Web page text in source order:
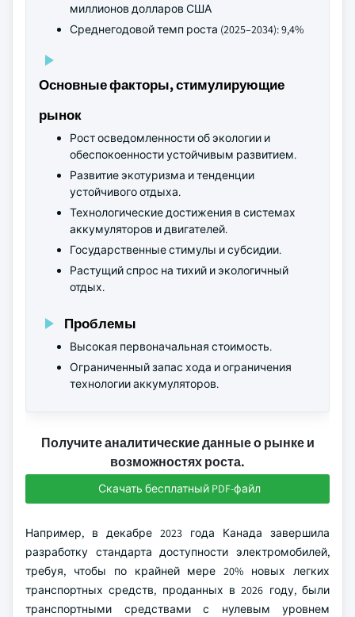
миллионов долларов США
Среднегодовой темп роста (2025–2034): 9,4%
Основные факторы, стимулирующие
рынок
Рост осведомленности об экологии и
обеспокоенности устойчивым развитием.
Развитие экотуризма и тенденции
устойчивого отдыха.
Технологические достижения в системах
аккумуляторов и двигателей.
Государственные стимулы и субсидии.
Растущий спрос на тихий и экологичный
отдых.
Проблемы
Высокая первоначальная стоимость.
Ограниченный запас хода и ограничения
технологии аккумуляторов.
Получите аналитические данные о рынке и
возможностях роста.
Скачать бесплатный PDF-файл
Например, в декабре 2023 года Канада завершила
разработку стандарта доступности электромобилей,
требуя, чтобы по крайней мере 20% новых легких
транспортных средств, проданных в 2026 году, были
транспортными средствами с нулевым уровнем